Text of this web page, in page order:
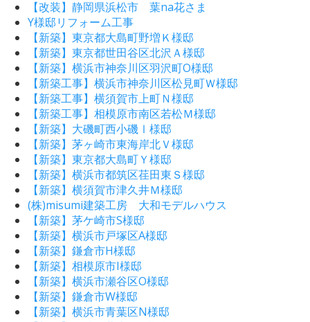
【改装】静岡県浜松市 葉na花さま
Y様邸リフォーム工事
【新築】東京都大島町野増Ｋ様邸
【新築】東京都世田谷区北沢Ａ様邸
【新築】横浜市神奈川区羽沢町O様邸
【新築工事】横浜市神奈川区松見町Ｗ様邸
【新築工事】横須賀市上町Ｎ様邸
【新築工事】相模原市南区若松Ｍ様邸
【新築】大磯町西小磯Ⅰ様邸
【新築】茅ヶ崎市東海岸北Ｖ様邸
【新築】東京都大島町Ｙ様邸
【新築】横浜市都筑区荏田東Ｓ様邸
【新築】横須賀市津久井Ｍ様邸
(株)misumi建築工房 大和モデルハウス
【新築】茅ケ崎市S様邸
【新築】横浜市戸塚区A様邸
【新築】鎌倉市H様邸
【新築】相模原市I様邸
【新築】横浜市瀬谷区O様邸
【新築】鎌倉市W様邸
【新築】横浜市青葉区N様邸